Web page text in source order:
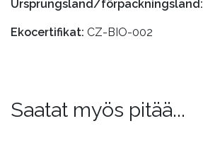
Ursprungsland/förpackningsland:
Ekocertifikat: CZ-BIO-002
Saatat myös pitää...